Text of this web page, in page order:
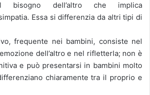
bisogno dell’altro che implica
Essa si differenzia da altri tipi di
frequente nei bambini, consiste nel
dell’altro e nel rifletterla; non è
e può presentarsi in bambini molto
chiaramente tra il proprio e